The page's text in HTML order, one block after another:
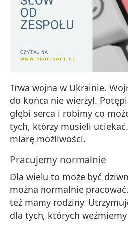
Trwa wojna w Ukrainie.
do końca nie wierzył.
głębi serca i robimy co
tych, którzy musieli
miarę możliwości.
Pracujemy normalnie
Dla wielu to może być
można normalnie
też mamy rodziny.
dla tych, których